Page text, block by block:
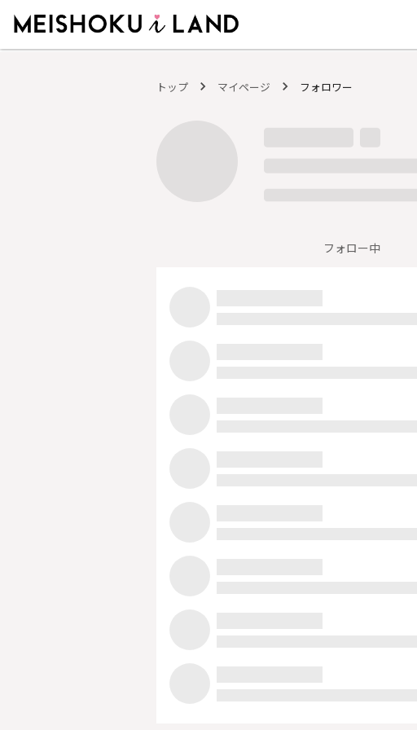
トップ マイページ フォロワー
フォロー中